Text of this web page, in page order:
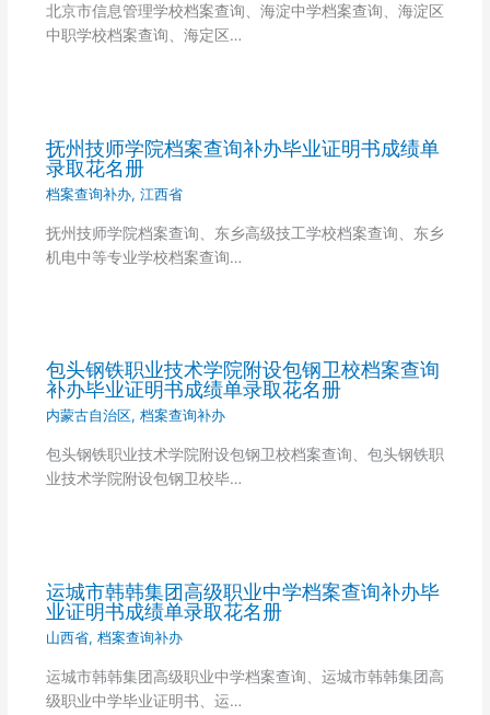
北京市信息管理学校档案查询、海淀中学档案查询、海淀区
中职学校档案查询、海定区…
抚州技师学院档案查询补办毕业证明书成绩单
录取花名册
档案查询补办, 江西省
抚州技师学院档案查询、东乡高级技工学校档案查询、东乡
机电中等专业学校档案查询…
包头钢铁职业技术学院附设包钢卫校档案查询
补办毕业证明书成绩单录取花名册
内蒙古自治区, 档案查询补办
包头钢铁职业技术学院附设包钢卫校档案查询、包头钢铁职
业技术学院附设包钢卫校毕…
运城市韩韩集团高级职业中学档案查询补办毕
业证明书成绩单录取花名册
山西省, 档案查询补办
运城市韩韩集团高级职业中学档案查询、运城市韩韩集团高
级职业中学毕业证明书、运…